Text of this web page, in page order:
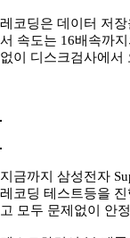
레코딩은 데이터 저
서 속도는 16배속까
없이 디스크검사에서
지금까지 삼성전자
레코딩 테스트등을
고 모두 문제없이 안